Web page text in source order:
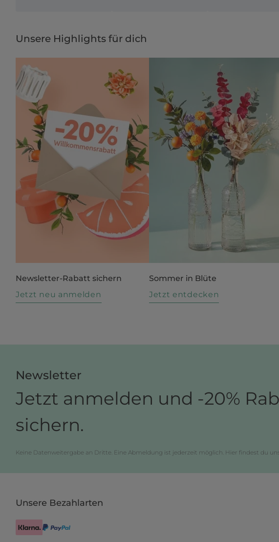
Unsere Highlights für dich
Newsletter-Rabatt sichern
Jetzt neu anmelden
Sommer in Blüte
Jetzt entdecken
Newsletter
Jetzt anmelden und -20%
sichern.
Keine Datenweitergabe an Dritte. Eine Abmeldung ist jederzeit möglich. Hier findest du
Unsere Bezahlarten